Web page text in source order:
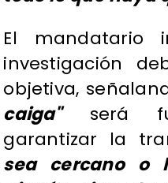
El mandatario
investigación
objetiva,
caiga"será
garantizar la
sea cercano o